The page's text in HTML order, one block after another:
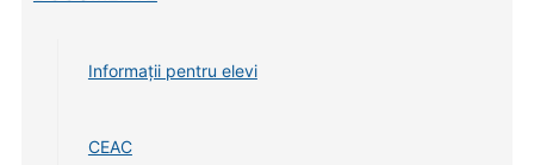
Informații pentru elevi
CEAC